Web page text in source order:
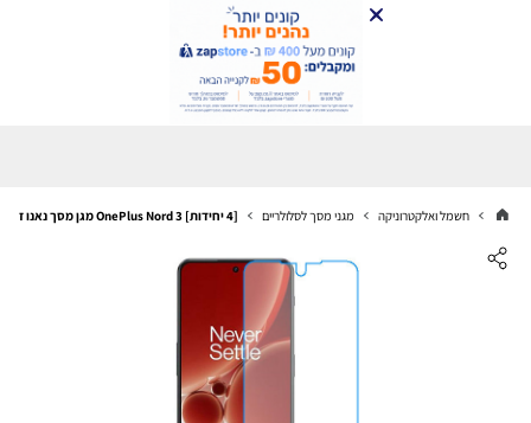
חשמל ואלקטרוניקה מגני מסך לסלולריים [4 יחידות] OnePlus Nord 3 מגן מסך נאנו זכוכית 9H סקרין מובייל